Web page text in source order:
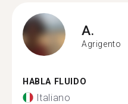
A.
Agrigento
HABLA FLUIDO
Italiano